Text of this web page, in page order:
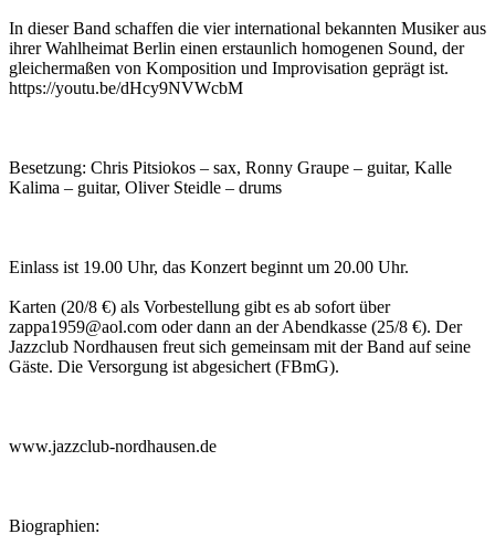
In dieser Band schaffen die vier international bekannten Musiker aus
ihrer Wahlheimat Berlin einen erstaunlich homogenen Sound, der
gleichermaßen von Komposition und Improvisation geprägt ist.
https://youtu.be/dHcy9NVWcbM
Besetzung: Chris Pitsiokos – sax, Ronny Graupe – guitar, Kalle
Kalima – guitar, Oliver Steidle – drums
Einlass ist 19.00 Uhr, das Konzert beginnt um 20.00 Uhr.
Karten (20/8 €) als Vorbestellung gibt es ab sofort über
zappa1959@aol.com oder dann an der Abendkasse (25/8 €). Der
Jazzclub Nordhausen freut sich gemeinsam mit der Band auf seine
Gäste. Die Versorgung ist abgesichert (FBmG).
www.jazzclub-nordhausen.de
Biographien: